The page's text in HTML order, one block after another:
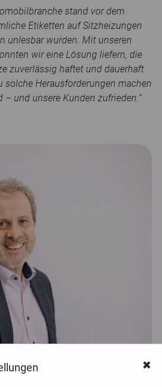
stand vor dem
Etiketten auf Sitzheizungen
unlesbar wurden. Mit unseren
wir eine Lösung liefern, die
zuverlässig haftet und dauerhaft
solche Herausforderungen machen
– und unsere Kunden zufrieden.“
✖